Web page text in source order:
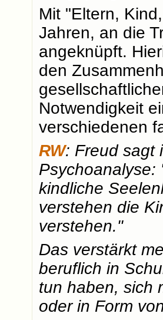
Mit "Eltern,
Jahren, an die
angeknüpft.
den
Notwendigkeit
verschiedenen
RW: Freud sagt
Psychoanalyse:
kindliche
verstehen die
verstehen."
Das verstärkt
beruflich in
tun haben, sich
oder in Form